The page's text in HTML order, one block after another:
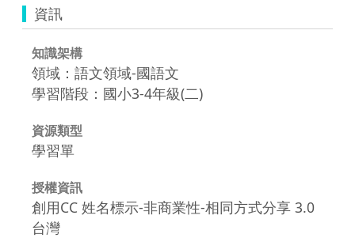
資訊
知識架構
領域：語文領域-國語文
學習階段：國小3-4年級(二)
資源類型
學習單
授權資訊
創用CC 姓名標示-非商業性-相同方式分享 3.0
台灣